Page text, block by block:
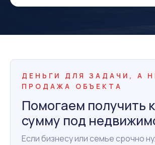
ДЕНЬГИ ДЛЯ ЗАДАЧИ, А
ПРОДАЖА ОБЪЕКТА
Помогаем получить
сумму под
Если бизнесу или семье срочно